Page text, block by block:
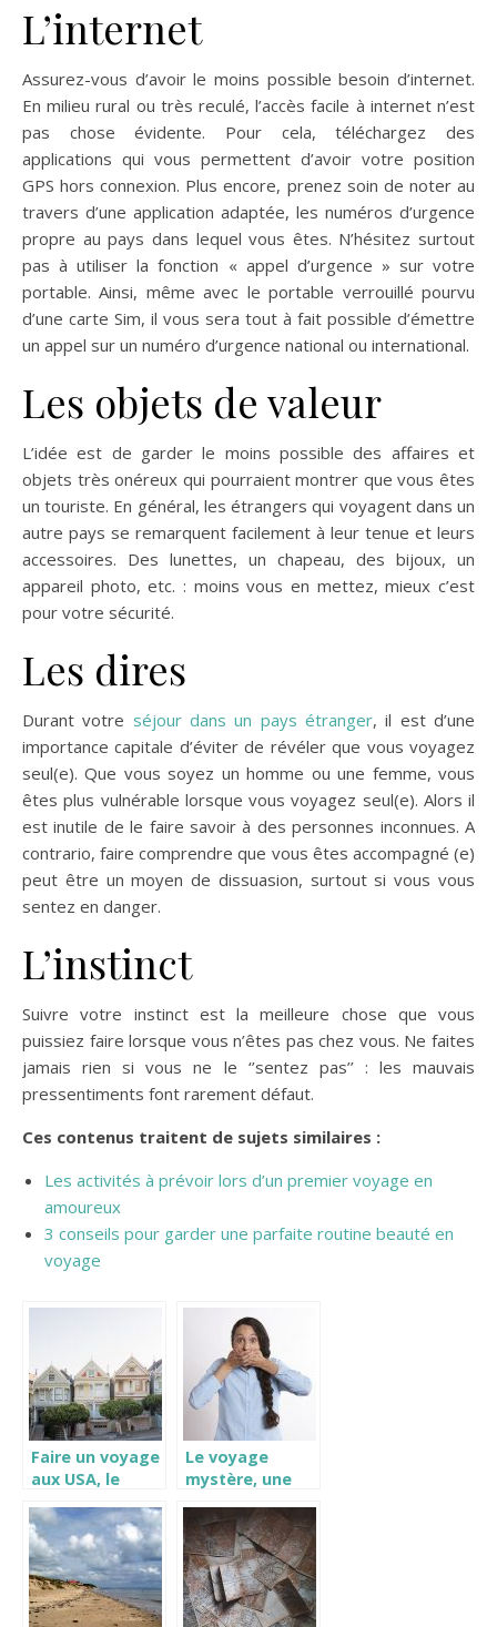
L’internet
Assurez-vous d’avoir le moins possible besoin d’internet.
En milieu rural ou très reculé, l’accès facile à internet n’est
pas chose évidente. Pour cela, téléchargez des
applications qui vous permettent d’avoir votre position
GPS hors connexion. Plus encore, prenez soin de noter au
travers d’une application adaptée, les numéros d’urgence
propre au pays dans lequel vous êtes. N’hésitez surtout
pas à utiliser la fonction « appel d’urgence » sur votre
portable. Ainsi, même avec le portable verrouillé pourvu
d’une carte Sim, il vous sera tout à fait possible d’émettre
un appel sur un numéro d’urgence national ou international.
Les objets de valeur
L’idée est de garder le moins possible des affaires et
objets très onéreux qui pourraient montrer que vous êtes
un touriste. En général, les étrangers qui voyagent dans un
autre pays se remarquent facilement à leur tenue et leurs
accessoires. Des lunettes, un chapeau, des bijoux, un
appareil photo, etc. : moins vous en mettez, mieux c’est
pour votre sécurité.
Les dires
Durant votre séjour dans un pays étranger, il est d’une
importance capitale d’éviter de révéler que vous voyagez
seul(e). Que vous soyez un homme ou une femme, vous
êtes plus vulnérable lorsque vous voyagez seul(e). Alors il
est inutile de le faire savoir à des personnes inconnues. A
contrario, faire comprendre que vous êtes accompagné (e)
peut être un moyen de dissuasion, surtout si vous vous
sentez en danger.
L’instinct
Suivre votre instinct est la meilleure chose que vous
puissiez faire lorsque vous n’êtes pas chez vous. Ne faites
jamais rien si vous ne le ‘’sentez pas’’ : les mauvais
pressentiments font rarement défaut.
Ces contenus traitent de sujets similaires :
Les activités à prévoir lors d’un premier voyage en
amoureux
3 conseils pour garder une parfaite routine beauté en
voyage
Faire un voyage
aux USA, le
Le voyage
mystère, une
vraiment
excitante